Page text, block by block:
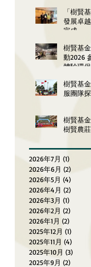
「樹賢
發展卓
完成
樹賢基
動2026
體驗環
樹賢基金
服團隊
樹賢基
樹賢農
日）
2026年7月 (1)
2026年6月 (2)
2026年5月 (4)
2026年4月 (2)
2026年3月 (1)
2026年2月 (2)
2026年1月 (2)
2025年12月 (1)
2025年11月 (4)
2025年10月 (3)
2025年9月 (2)